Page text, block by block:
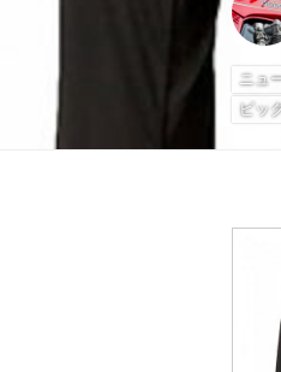
ニュ
ピッ